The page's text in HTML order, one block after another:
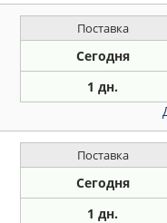
Поставка
Сегодня
1 дн.
Поставка
Сегодня
1 дн.